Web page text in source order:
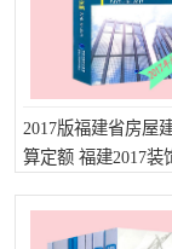
2017版福建省房屋
算定额 福建2017装
陕西省水利工
额
冶金工业建设
额
天津建设工程
广东省水利水